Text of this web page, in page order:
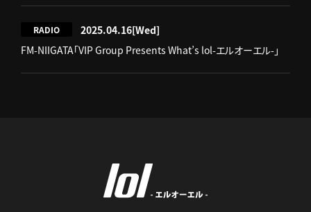
RADIO 2025.04.16[Wed]
FM-NIIGATA「VIP Group Presents What’s lol-エルオーエル-」